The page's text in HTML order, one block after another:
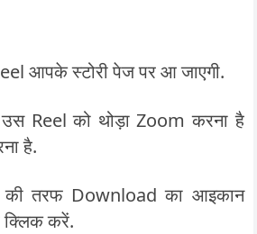
आपके स्टोरी पेज पर आ जाएगी.
Reel को थोड़ा Zoom करना है
है.
तरफ Download का आइकान
क्लिक करें.